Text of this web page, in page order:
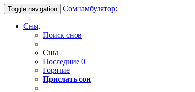
Toggle navigation Сомнамбулятор:
Сны,
Поиск снов
Сны
Последние 0
Горячие
Прислать сон